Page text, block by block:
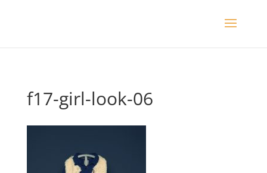
f17-girl-look-06